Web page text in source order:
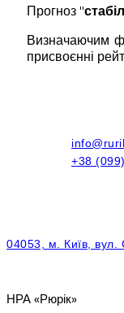
Прогноз "
Визначаючим
присвоєнні
+38
04053, м. Київ, вул.
НРА «Рюрік»